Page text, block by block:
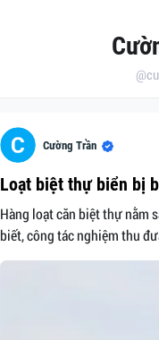
Cường Trần
Loạt biệt thự biển bị
Hàng loạt căn biệt thự nằm
biết, công tác nghiệm thu